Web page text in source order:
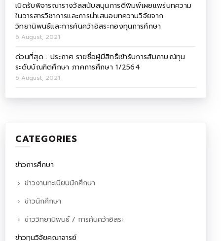
เปิดรับพิจารณารางวัลสนับสนุนการตีพิมพ์เผยแพร่บทความ
ในวารสารวิชาการและการนำเสนอบทความวิจัยจาก
วิทยานิพนธ์และการค้นคว้าอิสระกองทุนการศึกษา
6 August, 2021
ด่วนที่สุด : ประกาศ รายชื่อผู้มีสิทธิ์เข้ารับการสัมภาษณ์ทุน
ระดับบัณฑิตศึกษา ภาคการศึกษา 1/2564
6 August, 2021
CATEGORIES
ข่าวการศึกษา
ข่าวงานทะเบียนนักศึกษา
ข่าวนักศึกษา
ข่าววิทยานิพนธ์ / การค้นคว้าอิสระ
ข่าวทุนวิจัยคณาจารย์